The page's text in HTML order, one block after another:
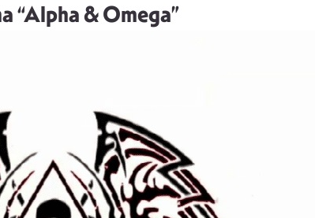
“Alpha & Omega”